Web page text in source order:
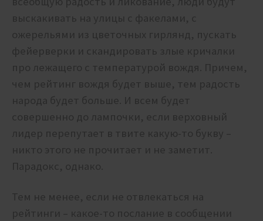
выскакивать на улицы с факелами, с
ожерельями из цветочных гирлянд, пускать
фейерверки и скандировать злые кричалки
про лежащего с температурой вождя. Причем,
чем рейтинг вождя будет выше, тем радость
народа будет больше. И всем будет
совершенно до лампочки, если верховный
лидер перепутает в твите какую-то букву –
никто этого не прочитает и не заметит.
Парадокс, однако.
Тем не менее, если не отвлекаться на
рейтинги – какое-то послание в сообщении